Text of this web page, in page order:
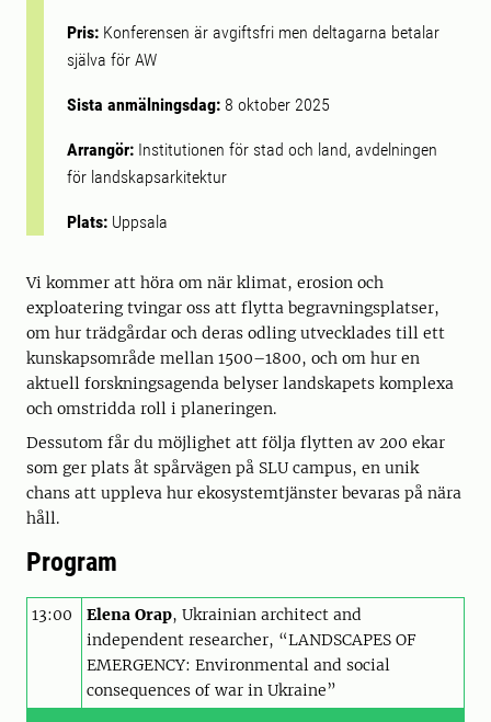
Pris: Konferensen är avgiftsfri men deltagarna betalar
själva för AW
Sista anmälningsdag: 8 oktober 2025
Arrangör: Institutionen för stad och land, avdelningen
för landskapsarkitektur
Plats: Uppsala
Vi kommer att höra om när klimat, erosion och
exploatering tvingar oss att flytta begravningsplatser,
om hur trädgårdar och deras odling utvecklades till ett
kunskapsområde mellan 1500–1800, och om hur en
aktuell forskningsagenda belyser landskapets komplexa
och omstridda roll i planeringen.
Dessutom får du möjlighet att följa flytten av 200 ekar
som ger plats åt spårvägen på SLU campus, en unik
chans att uppleva hur ekosystemtjänster bevaras på nära
håll.
Program
13:00 Elena Orap, Ukrainian architect and
independent researcher, “LANDSCAPES OF
EMERGENCY: Environmental and social
consequences of war in Ukraine”